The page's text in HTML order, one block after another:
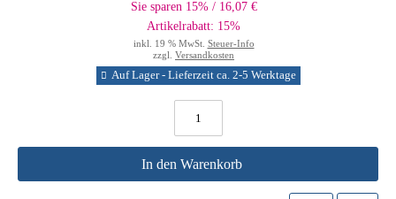
Sie sparen 15% / 16,07 €
Artikelrabatt: 15%
inkl. 19 % MwSt. Steuer-Info
zzgl. Versandkosten
Auf Lager - Lieferzeit ca. 2-5 Werktage
In den Warenkorb